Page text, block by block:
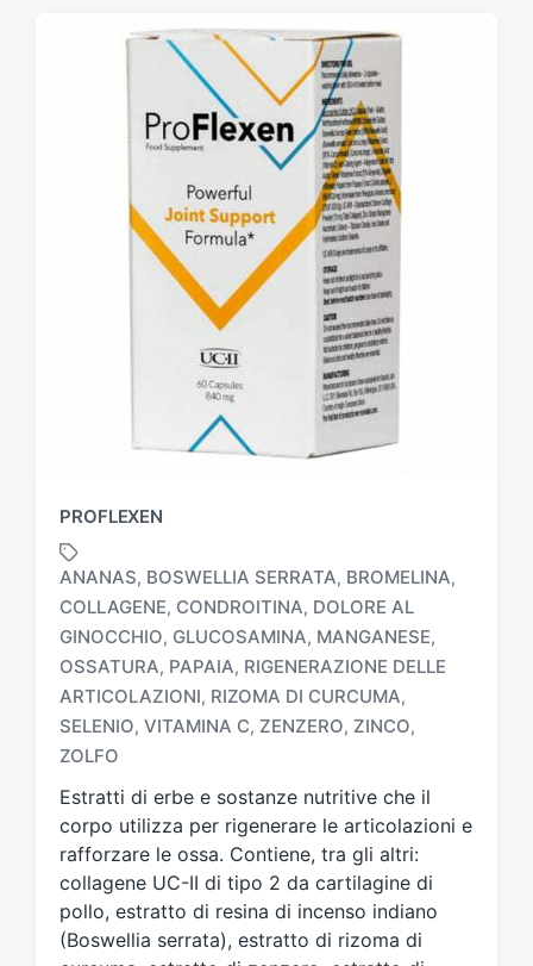
PROFLEXEN
T
a
g
a
t
o
o
n
ANANAS, BOSWELLIA SERRATA, BROMELINA,
COLLAGENE, CONDROITINA, DOLORE AL
GINOCCHIO, GLUCOSAMINA, MANGANESE,
OSSATURA, PAPAIA, RIGENERAZIONE DELLE
ARTICOLAZIONI, RIZOMA DI CURCUMA,
SELENIO, VITAMINA C, ZENZERO, ZINCO,
ZOLFO
Estratti di erbe e sostanze nutritive che il
corpo utilizza per rigenerare le articolazioni e
rafforzare le ossa. Contiene, tra gli altri:
collagene UC-II di tipo 2 da cartilagine di
pollo, estratto di resina di incenso indiano
(Boswellia serrata), estratto di rizoma di